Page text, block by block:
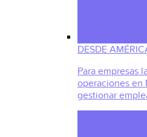
DESDE
Para empresas
operaciones en
gestionar